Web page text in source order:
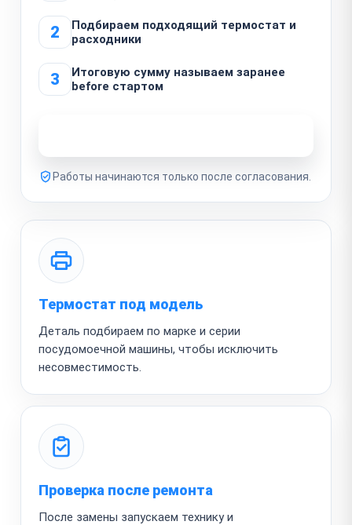
2
Подбираем подходящий термостат и
расходники
3
Итоговую сумму называем заранее
before стартом
Работы начинаются только после согласования.
Термостат под модель
Деталь подбираем по марке и серии
посудомоечной машины, чтобы исключить
несовместимость.
Проверка после ремонта
После замены запускаем технику и